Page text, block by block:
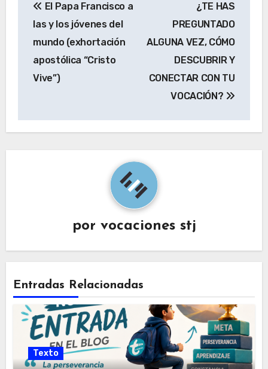
de
entradas
El Papa Francisco a
las y los jóvenes del
mundo (exhortación
apostólica “Cristo
Vive”)
¿TE HAS
PREGUNTADO
ALGUNA VEZ, CÓMO
DESCUBRIR Y
CONECTAR CON TU
VOCACIÓN?
por vocaciones stj
Entradas Relacionadas
Texto